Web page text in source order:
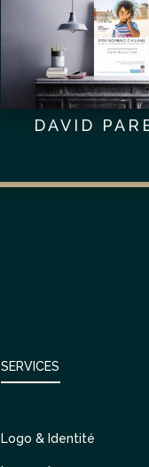
DAVID
SERVICES
Logo & Identité